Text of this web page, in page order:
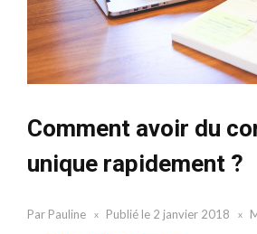
Comment avoir du
unique rapidement ?
Par Pauline Publié le 2 janvier 2018